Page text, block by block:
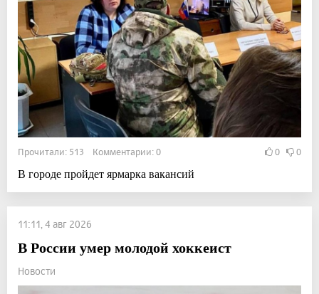
Прочитали: 513 Комментарии: 0 0 0
В городе пройдет ярмарка вакансий
11:11, 4 авг 2026
В России умер молодой хоккеист
Новости